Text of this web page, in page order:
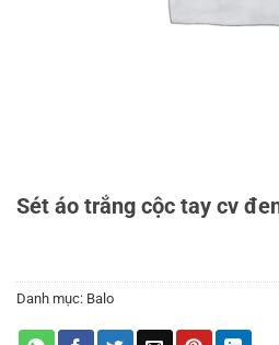
Sét áo trắng cộc tay cv
Danh mục: Balo